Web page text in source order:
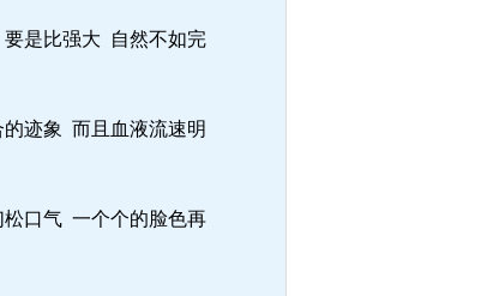
是比强大 自然不如完
迹象 而且血液流速明
口气 一个个的脸色再